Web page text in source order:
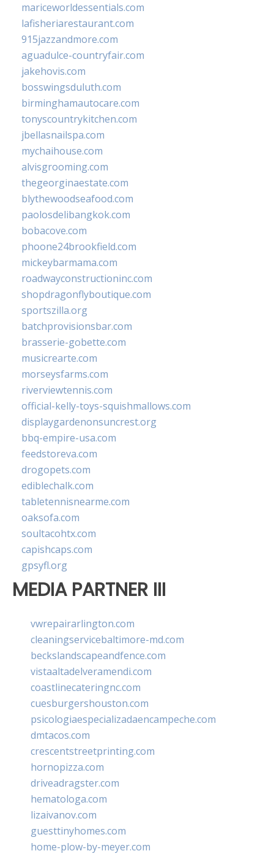
mariceworldessentials.com
lafisheriarestaurant.com
915jazzandmore.com
aguadulce-countryfair.com
jakehovis.com
bosswingsduluth.com
birminghamautocare.com
tonyscountrykitchen.com
jbellasnailspa.com
mychaihouse.com
alvisgrooming.com
thegeorginaestate.com
blythewoodseafood.com
paolosdelibangkok.com
bobacove.com
phoone24brookfield.com
mickeybarmama.com
roadwayconstructioninc.com
shopdragonflyboutique.com
sportszilla.org
batchprovisionsbar.com
brasserie-gobette.com
musicrearte.com
morseysfarms.com
riverviewtennis.com
official-kelly-toys-squishmallows.com
displaygardenonsuncrest.org
bbq-empire-usa.com
feedstoreva.com
drogopets.com
ediblechalk.com
tabletennisnearme.com
oaksofa.com
soultacohtx.com
capishcaps.com
gpsyfl.org
MEDIA PARTNER III
vwrepairarlington.com
cleaningservicebaltimore-md.com
beckslandscapeandfence.com
vistaaltadelveramendi.com
coastlinecateringnc.com
cuesburgershouston.com
psicologiaespecializadaencampeche.com
dmtacos.com
crescentstreetprinting.com
hornopizza.com
driveadragster.com
hematologa.com
lizaivanov.com
guesttinyhomes.com
home-plow-by-meyer.com